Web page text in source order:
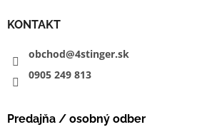
KONTAKT
obchod@4stinger.sk
0905 249 813
Predajňa / osobný odber